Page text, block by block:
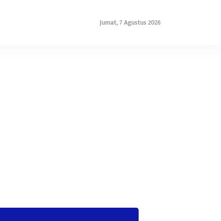
Jumat, 7 Agustus 2026